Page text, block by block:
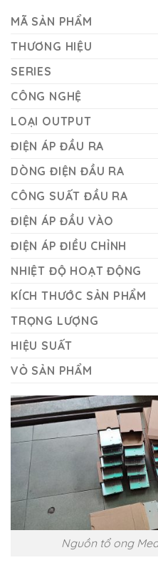
MÃ SẢN PHẨM
THƯƠNG HIỆU
SERIES
CÔNG NGHỆ
LOẠI OUTPUT
ĐIỆN ÁP ĐẦU RA
DÒNG ĐIỆN ĐẦU RA
CÔNG SUẤT ĐẦU RA
ĐIỆN ÁP ĐẦU VÀO
ĐIỆN ÁP ĐIỀU CHỈNH
NHIỆT ĐỘ HOẠT ĐỘNG
KÍCH THƯỚC SẢN PHẨM
TRỌNG LƯỢNG
HIỆU SUẤT
VỎ SẢN PHẨM
Nguồn tổ ong